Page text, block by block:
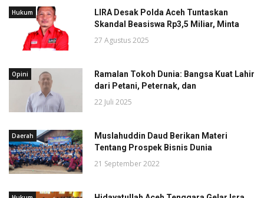
Hukum
LIRA Desak Polda Aceh Tuntaskan
Skandal Beasiswa Rp3,5 Miliar, Minta
27 Agustus 2025
Opini
Ramalan Tokoh Dunia: Bangsa Kuat Lahir
dari Petani, Peternak, dan
22 Juli 2025
Daerah
Muslahuddin Daud Berikan Materi
Tentang Prospek Bisnis Dunia
21 September 2022